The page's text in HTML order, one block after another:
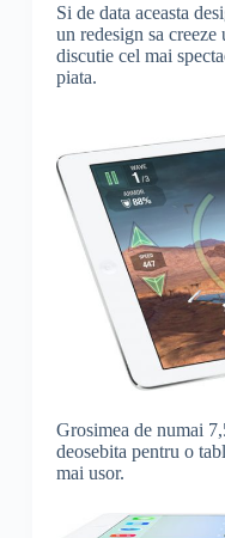
Si de data aceasta
un redesign sa
discutie cel mai
piata.
Grosimea de numai
deosebita pentru o
mai usor.